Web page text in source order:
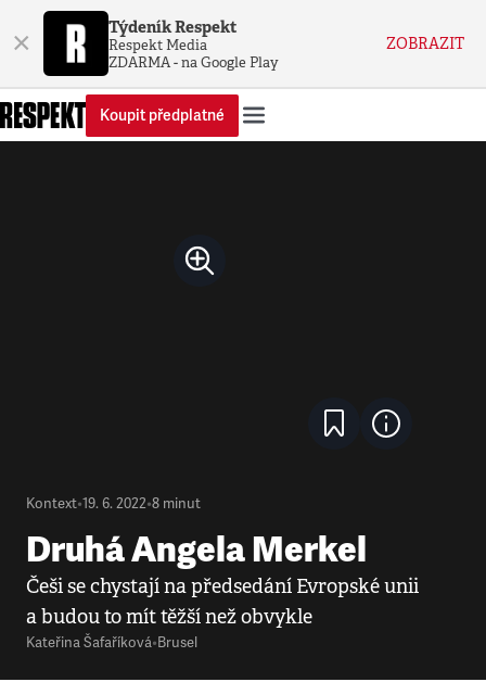
× Týdeník Respekt
Respekt Media
ZDARMA - na Google Play
ZOBRAZIT
Koupit předplatné
Kontext•19. 6. 2022•8 minut
Druhá Angela Merkel
Češi se chystají na předsedání Evropské unii
a budou to mít těžší než obvykle
Kateřina Šafaříková•Brusel